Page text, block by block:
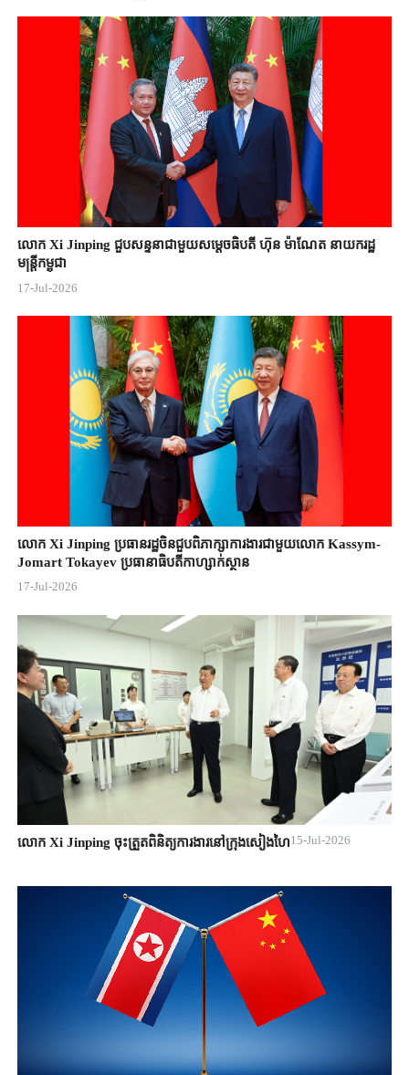
លោក Xi Jinping ជួបសន្ទនាជាមួយសម្តេចធិបតី ហ៊ុន ម៉ាណែត នាយករដ្ឋ
មន្ត្រីកម្ពុជា
17-Jul-2026
លោក Xi Jinping ប្រធានរដ្ឋចិន​ជួបពិភាក្សា​ការងារជាមួយ​លោក Kassym-
Jomart ​Tokayev ​ប្រធានាធិបតី​កាហ្សាក់ស្ថាន​
17-Jul-2026
លោក Xi Jinping ចុះត្រួតពិនិត្យការងារនៅក្រុងសៀងហៃ15-Jul-2026